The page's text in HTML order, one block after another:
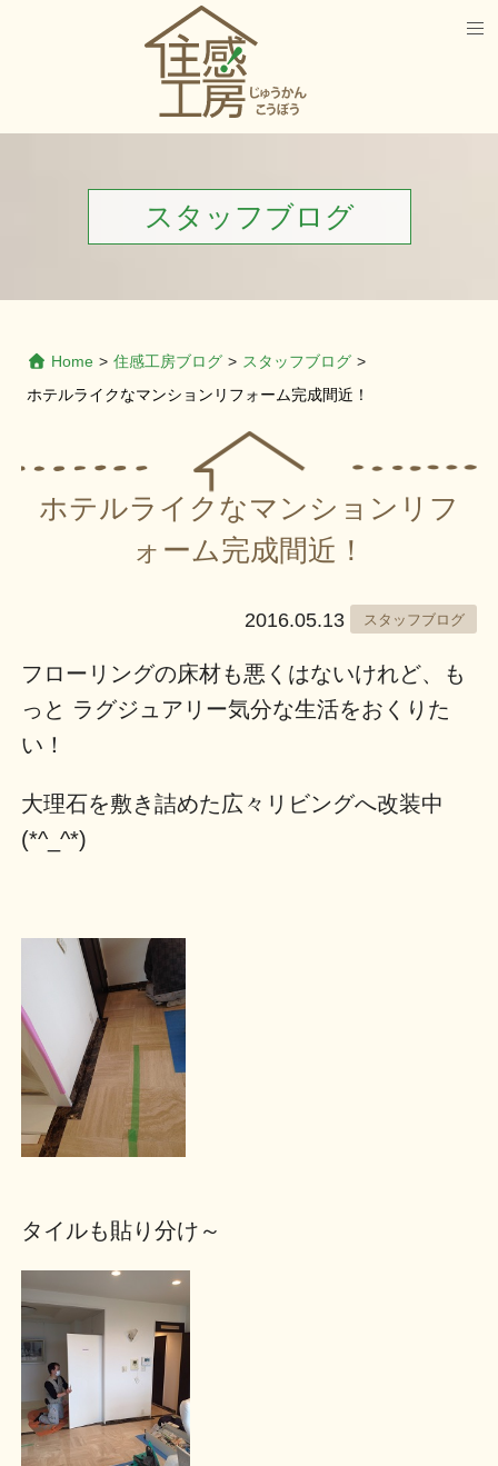
スタッフブログ
Home > 住感工房ブログ > スタッフブログ >
ホテルライクなマンションリフォーム完成間近！
ホテルライクなマンションリフ
ォーム完成間近！
2016.05.13 スタッフブログ
フローリングの床材も悪くはないけれど、も
っと ラグジュアリー気分な生活をおくりた
い！
大理石を敷き詰めた広々リビングへ改装中
(*^_^*)
タイルも貼り分け～